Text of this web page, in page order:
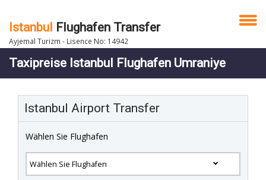
Istanbul Flughafen Transfer
Ayjemal Turizm - Lisence No: 14942
Taxipreise Istanbul Flughafen Umraniye
Istanbul Airport Transfer
Wählen Sie Flughafen